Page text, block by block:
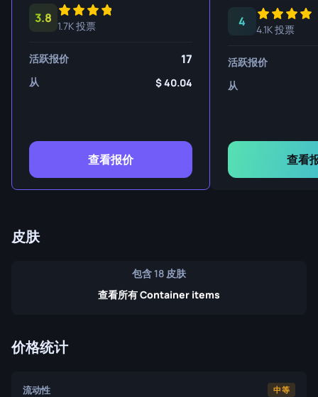
3.8
1.7K 投票
活跃报价 17
从 40.04
查看报价
4
4.1K 投票
活跃报价
从
查看
皮肤
包含 18 皮肤
查看所有 Container items
价格统计
流动性 中等